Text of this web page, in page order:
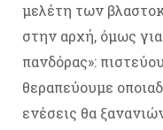
μελέτη των
στην αρχή, όμως
πανδόρας»:
θεραπεύουμε
ενέσεις θα